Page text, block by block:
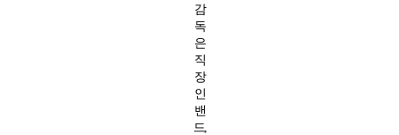
감
독
은
직
장
인
밴
드,